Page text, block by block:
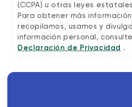
(CCPA) u otras leyes
Para obtener más
recopilamos, usamos y
información personal,
Declaración de Privacidad .